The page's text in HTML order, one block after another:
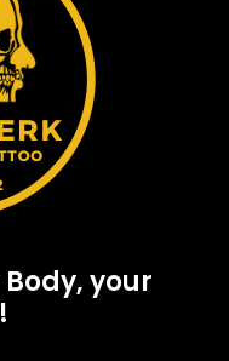
your